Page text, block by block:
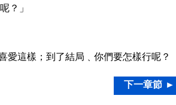
？」
愛這樣；到了結局﹑你們要怎樣行呢？
下一章節 ►